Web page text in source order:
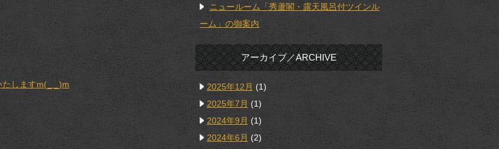
しますm(_ _)m
ニュールーム「秀蘆閣・露天風呂付ツインル
ーム」の御案内
アーカイブ／ARCHIVE
2025年12月 (1)
2025年7月 (1)
2024年9月 (1)
2024年6月 (2)